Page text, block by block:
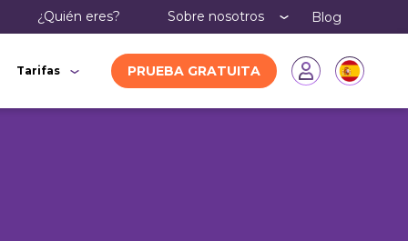
¿Quién eres? Sobre nosotros Blog
Tarifas PRUEBA GRATUITA